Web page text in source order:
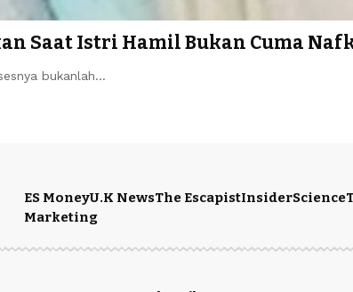
Saat Istri Hamil Bukan Cuma
bukanlah…
ES MoneyU.K NewsThe EscapistInsiderScience
Marketing